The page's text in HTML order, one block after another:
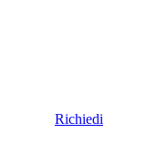
Richiedi